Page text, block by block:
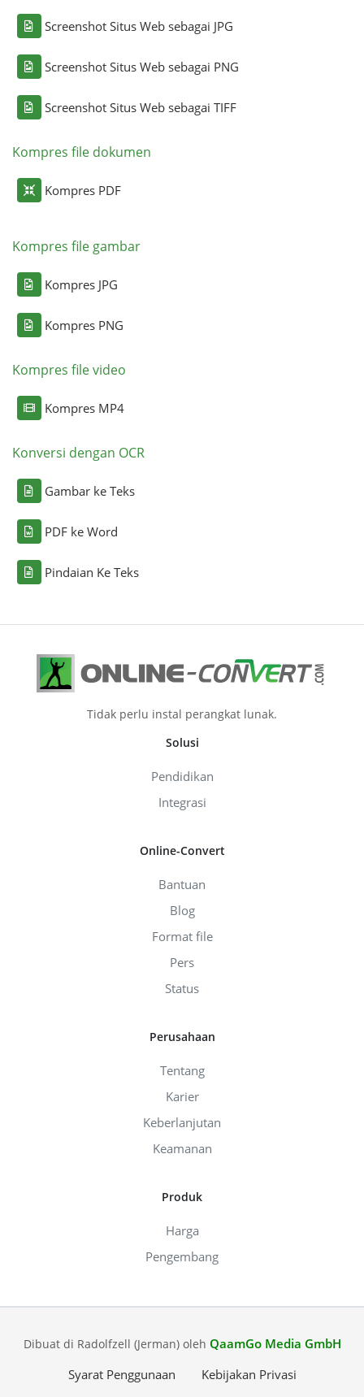
Screenshot Situs Web sebagai JPG
Screenshot Situs Web sebagai PNG
Screenshot Situs Web sebagai TIFF
Kompres file dokumen
Kompres PDF
Kompres file gambar
Kompres JPG
Kompres PNG
Kompres file video
Kompres MP4
Konversi dengan OCR
Gambar ke Teks
PDF ke Word
Pindaian Ke Teks
Tidak perlu instal perangkat lunak.
Solusi
Pendidikan
Integrasi
Online-Convert
Bantuan
Blog
Format file
Pers
Status
Perusahaan
Tentang
Karier
Keberlanjutan
Keamanan
Produk
Harga
Pengembang
Dibuat di Radolfzell (Jerman) oleh QaamGo Media GmbH
Syarat Penggunaan
Kebijakan Privasi